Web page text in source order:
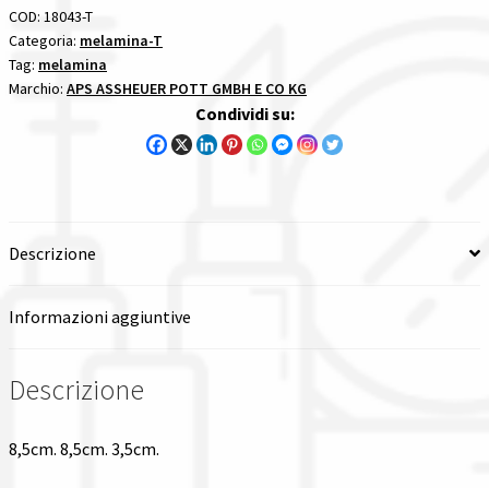
Tutte le categorie dei prodotti
Wishlist
CON
BORDO
MARRONECM
8XH.3
E
KG
pezzi
COD: 18043-T
Categoria: melamina-T
Tag: melamina
Marchio: APS ASSHEUER POTT GMBH E CO KG
Condividi su:
Descrizione
Informazioni aggiuntive
Descrizione
8,5cm. 8,5cm. 3,5cm.